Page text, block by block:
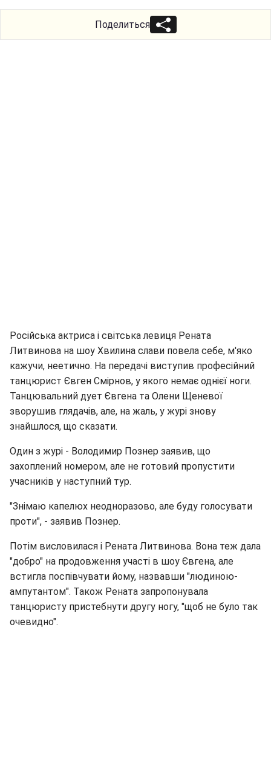
Поделиться
Російська актриса і світська левиця Рената
Литвинова на шоу Хвилина слави повела себе, м'яко
кажучи, неетично. На передачі виступив професійний
танцюрист Євген Смірнов, у якого немає однієї ноги.
Танцювальний дует Євгена та Олени Щеневої
зворушив глядачів, але, на жаль, у журі знову
знайшлося, що сказати.
Один з журі - Володимир Познер заявив, що
захоплений номером, але не готовий пропустити
учасників у наступний тур.
"Знімаю капелюх неодноразово, але буду голосувати
проти", - заявив Познер.
Потім висловилася і Рената Литвинова. Вона теж дала
"добро" на продовження участі в шоу Євгена, але
встигла поспівчувати йому, назвавши "людиною-
ампутантом". Також Рената запропонувала
танцюристу пристебнути другу ногу, "щоб не було так
очевидно".